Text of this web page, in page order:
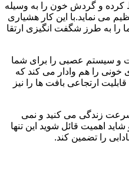
کرده و گردش خون را به وسیله
می نماید.با این کار هشیاری
را به طرز شگفت انگیزی ارتقا
و سیستم عصبی را برای شما
خونی را هم وادار می کند که
ارتجاعی بافت ها را نیز
سرعت زندگی می کنید و نمی
شاید اهمیت قائل شوید این تنها
را تضمین کند.